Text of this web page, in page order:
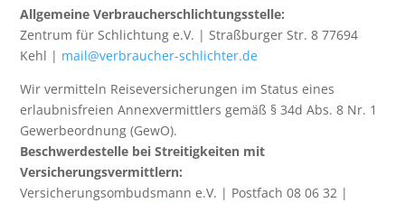
Allgemeine Verbraucherschlichtungsstelle:
Zentrum für Schlichtung e.V. | Straßburger Str. 8 77694
Kehl | mail@verbraucher-schlichter.de
Wir vermitteln Reiseversicherungen im Status eines
erlaubnisfreien Annexvermittlers gemäß § 34d Abs. 8 Nr. 1
Gewerbeordnung (GewO).
Beschwerdestelle bei Streitigkeiten mit
Versicherungsvermittlern:
Versicherungsombudsmann e.V. | Postfach 08 06 32 |